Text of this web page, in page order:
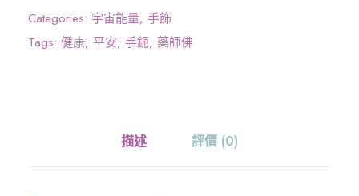
能
量
Categories: 宇宙能量, 手飾
Tags: 健康, 平安, 手鈪, 藥師佛
描述 評價 (0)